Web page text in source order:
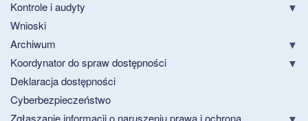
Kontrole i audyty
Wnioski
Archiwum
Koordynator do spraw dostępności
Deklaracja dostępności
Cyberbezpieczeństwo
Zgłaszanie informacji o naruszeniu prawa i ochrona